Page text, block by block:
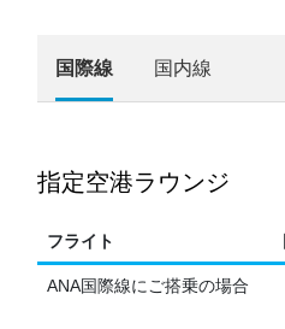
国際線 国内線
指定空港ラウンジ
フライト
ANA国際線にご搭乗の場合